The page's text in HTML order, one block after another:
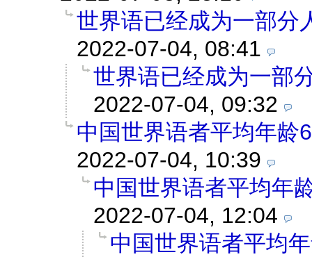
世界语已经成为一部分
2022-07-04, 08:41
世界语已经成为一部
2022-07-04, 09:32
中国世界语者平均年龄
2022-07-04, 10:39
中国世界语者平均年
2022-07-04, 12:04
中国世界语者平均